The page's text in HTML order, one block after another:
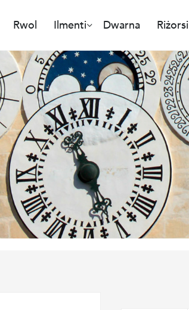
Rwol Ilmenti Dwarna Riżorsi